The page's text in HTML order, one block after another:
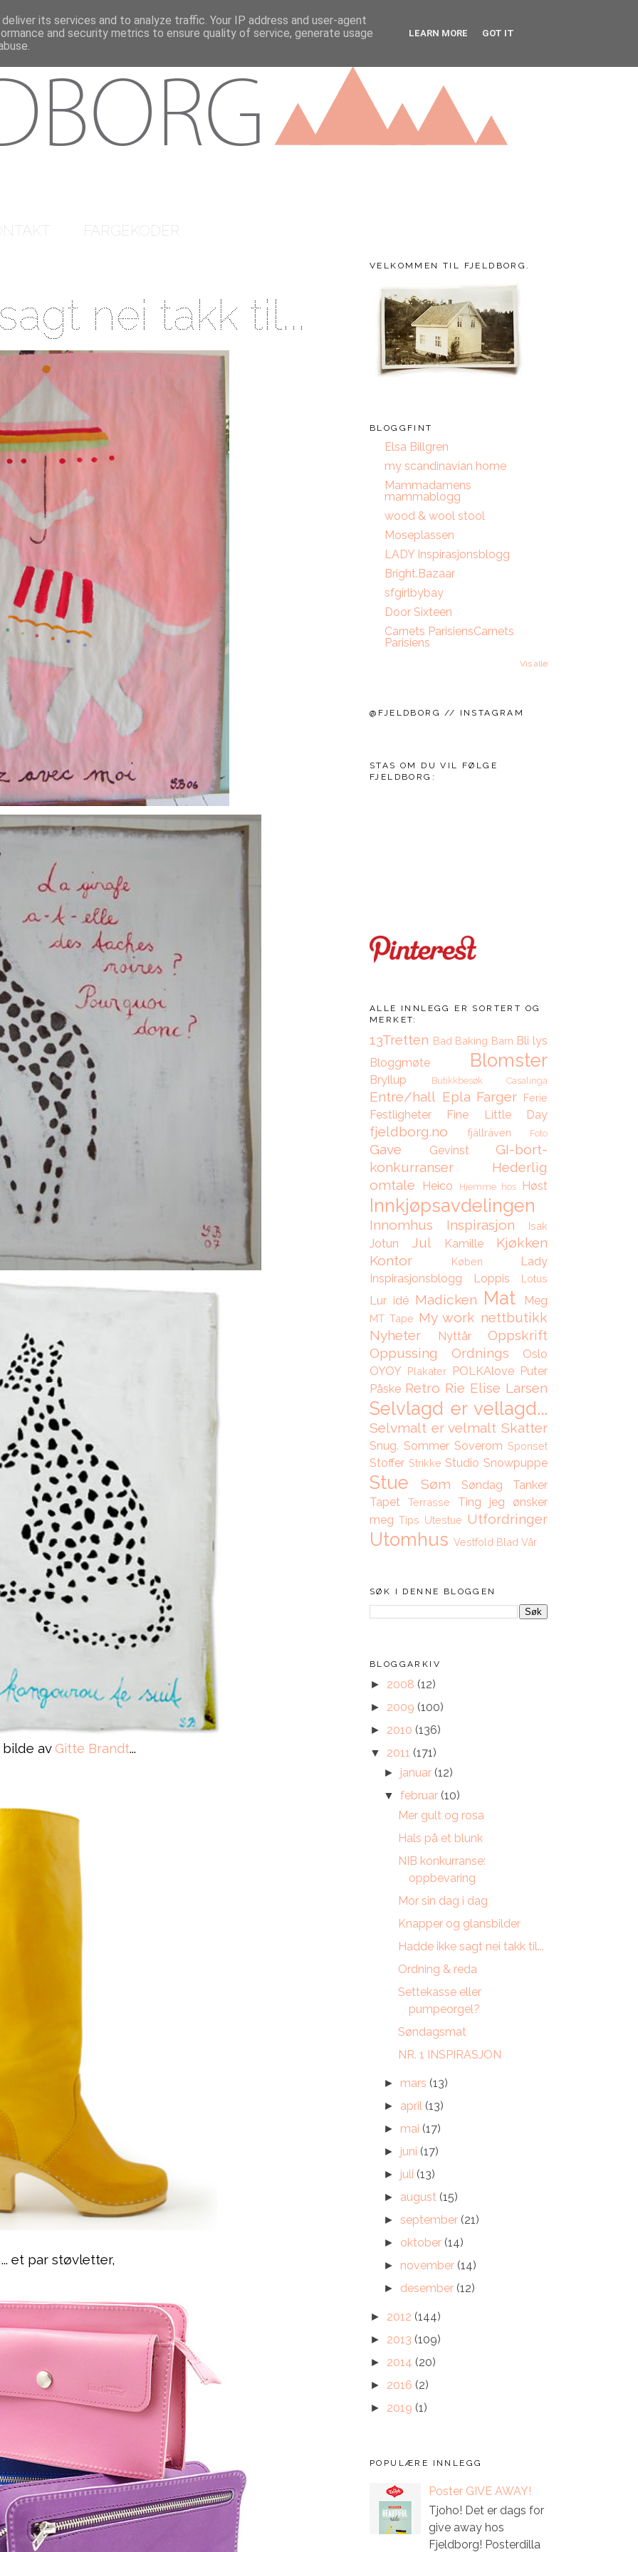
FARGEKODER
nei takk til...
bilde av Gitte Brandt...
et par støvletter,
VELKOMMEN TIL FJELDBORG.
BLOGGFINT
Elsa Billgren
my scandinavian home
Mammadamens
mammablogg
wood & wool stool
Moseplassen
LADY Inspirasjonsblogg
Bright.Bazaar
sfgirlbybay
Door Sixteen
Carnets ParisiensCarnets
Parisiens
Vis alle
@FJELDBORG // INSTAGRAM
STAS OM DU VIL FØLGE
FJELDBORG:
ALLE INNLEGG ER SORTERT OG
MERKET:
13Tretten Bad Baking Barn Bli lys
Bloggmøte
Blomster
Bryllup Butikkbesøk Casalinga
Entre/hall Epla Farger Ferie
Festligheter Fine Little Day
fjeldborg.no fjällräven Foto
Gave Gevinst
GI-bort-
konkurranser
Hederlig
omtale
Heico Hjemme hos Høst
Innkjøpsavdelingen
Innomhus Inspirasjon Isak
Jotun Jul Kamille
Kjøkken
Kontor
Køben
Lady
Inspirasjonsblogg
Loppis Lotus
Lur idé Madicken Mat Meg
MT Tape My work nettbutikk
Nyheter
Nyttår
Oppskrift
Oppussing
Ordnings
Oslo
OYOY Plakater POLKAlove Puter
Påske Retro Rie Elise Larsen
Selvlagd er vellagd...
Selvmalt er velmalt Skatter
Snug. Sommer Soverom Sponset
Stoffer Strikke Studio Snowpuppe
Stue Søm Søndag
Tanker
Tapet
Terrasse
Ting jeg ønsker
meg Tips Utestue Utfordringer
Utomhus Vestfold Blad Vår
SØK I DENNE BLOGGEN
BLOGGARKIV
► 2008 (12)
► 2009 (100)
► 2010 (136)
▼ 2011 (171)
► januar (12)
▼februar (10)
Mer gult og rosa
Hals på et blunk
NIB konkurranse:
oppbevaring
Mor sin dag i dag
Knapper og glansbilder
Hadde ikke sagt nei takk til...
Ordning & reda
Settekasse eller
pumpeorgel?
Søndagsmat
NR. 1 INSPIRASJON
► mars (13)
► april (13)
► mai (17)
► juni (17)
► juli (13)
► august (15)
►september (21)
► oktober (14)
► november (14)
► desember (12)
► 2012 (144)
► 2013 (109)
► 2014 (20)
► 2016 (2)
► 2019 (1)
POPULÆRE INNLEGG
Poster GIVE AWAY!
Tjoho! Det er dags for
give away hos
Fjeldborg! Posterdilla
its services and to analyze traffic. Your IP address and user-agent
and security metrics to ensure quality of service, generate usage
LEARN MORE GOT IT